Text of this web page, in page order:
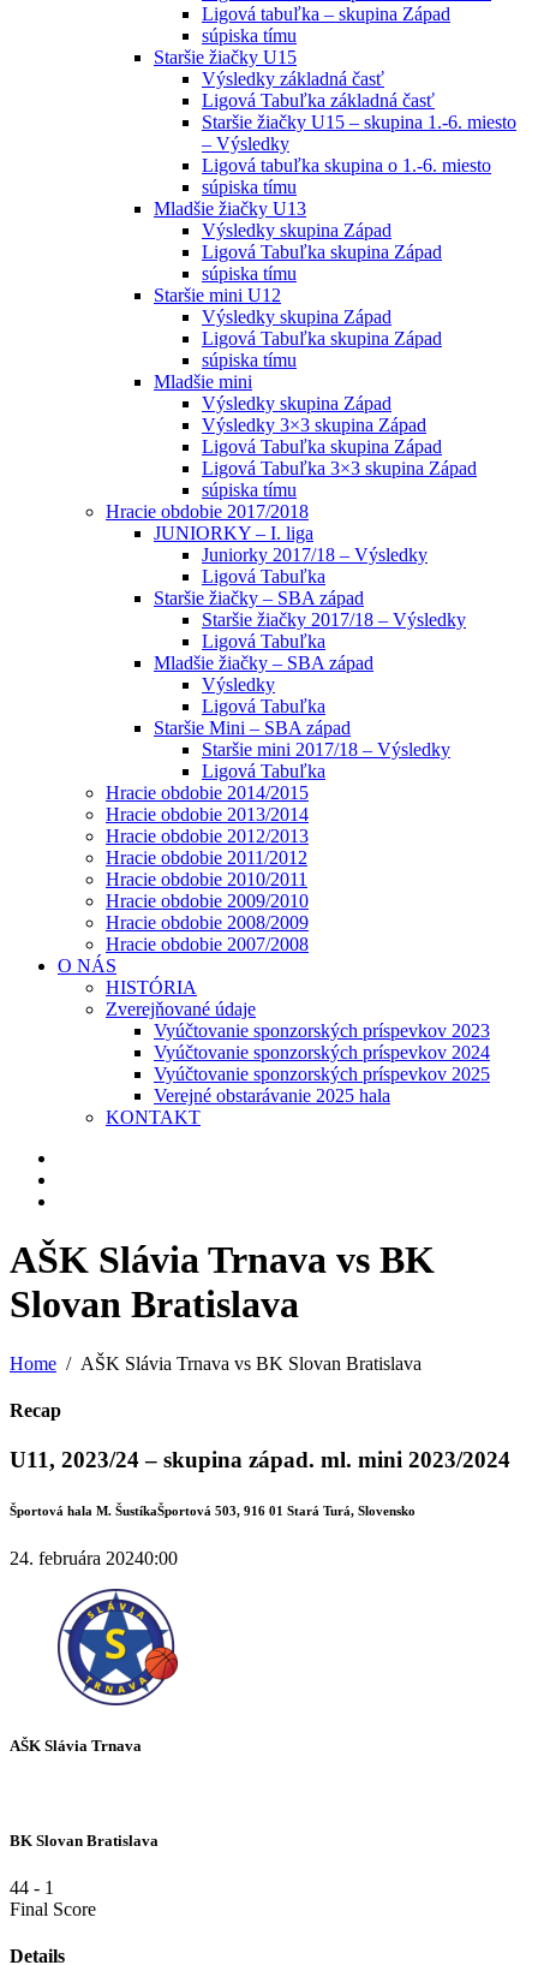
Ligová tabuľka – skupina Západ
súpiska tímu
Staršie žiačky U15
Výsledky základná časť
Ligová Tabuľka základná časť
Staršie žiačky U15 – skupina 1.-6. miesto
– Výsledky
Ligová tabuľka skupina o 1.-6. miesto
súpiska tímu
Mladšie žiačky U13
Výsledky skupina Západ
Ligová Tabuľka skupina Západ
súpiska tímu
Staršie mini U12
Výsledky skupina Západ
Ligová Tabuľka skupina Západ
súpiska tímu
Mladšie mini
Výsledky skupina Západ
Výsledky 3×3 skupina Západ
Ligová Tabuľka skupina Západ
Ligová Tabuľka 3×3 skupina Západ
súpiska tímu
Hracie obdobie 2017/2018
JUNIORKY – I. liga
Juniorky 2017/18 – Výsledky
Ligová Tabuľka
Staršie žiačky – SBA západ
Staršie žiačky 2017/18 – Výsledky
Ligová Tabuľka
Mladšie žiačky – SBA západ
Výsledky
Ligová Tabuľka
Staršie Mini – SBA západ
Staršie mini 2017/18 – Výsledky
Ligová Tabuľka
Hracie obdobie 2014/2015
Hracie obdobie 2013/2014
Hracie obdobie 2012/2013
Hracie obdobie 2011/2012
Hracie obdobie 2010/2011
Hracie obdobie 2009/2010
Hracie obdobie 2008/2009
Hracie obdobie 2007/2008
O NÁS
HISTÓRIA
Zverejňované údaje
Vyúčtovanie sponzorských príspevkov 2023
Vyúčtovanie sponzorských príspevkov 2024
Vyúčtovanie sponzorských príspevkov 2025
Verejné obstarávanie 2025 hala
KONTAKT
AŠK Slávia Trnava vs BK
Slovan Bratislava
Home AŠK Slávia Trnava vs BK Slovan Bratislava
Recap
U11, 2023/24 – skupina západ. ml. mini 2023/2024
Športová hala M. ŠustíkaŠportová 503, 916 01 Stará Turá, Slovensko
24. februára 20240:00
AŠK Slávia Trnava
BK Slovan Bratislava
44 - 1
Final Score
Details